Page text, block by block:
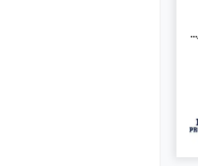
ڈی ایچ اے سٹی - سیکٹر 3 ڈی ایچ اے سٹی کراچی,کراچی میں 1 کنال رہائشی پلاٹ 2.0 کروڑ میں برائے فروخت۔